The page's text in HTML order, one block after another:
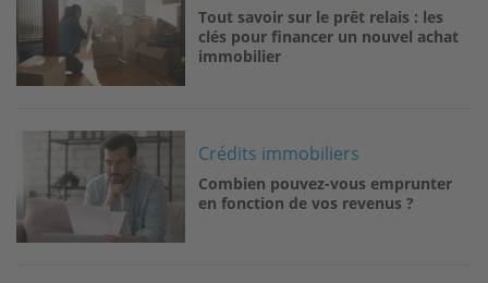
Tout savoir sur le prêt relais : les
clés pour financer un nouvel achat
immobilier
Image
Crédits immobiliers
Combien pouvez-vous emprunter
en fonction de vos revenus ?